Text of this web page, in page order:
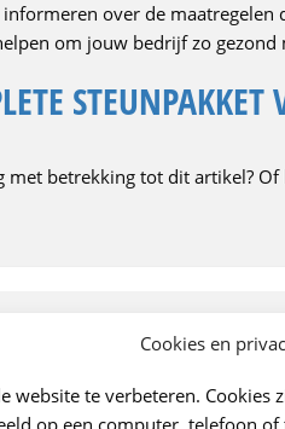
Cookies en
website te verbeteren. Cookies
op een computer, telefoon
over de maatregelen
om jouw bedrijf zo gezond
STEUNPAKKET
met betrekking tot dit artikel? Of